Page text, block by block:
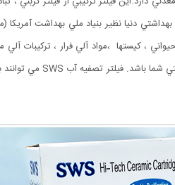
، كيستها ،مواد آلي فرار ، تركيبات